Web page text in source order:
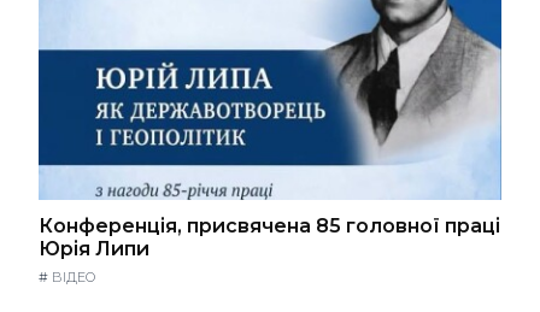
Конференція, присвячена 85 головної праці
Юрія Липи
# ВІДЕО